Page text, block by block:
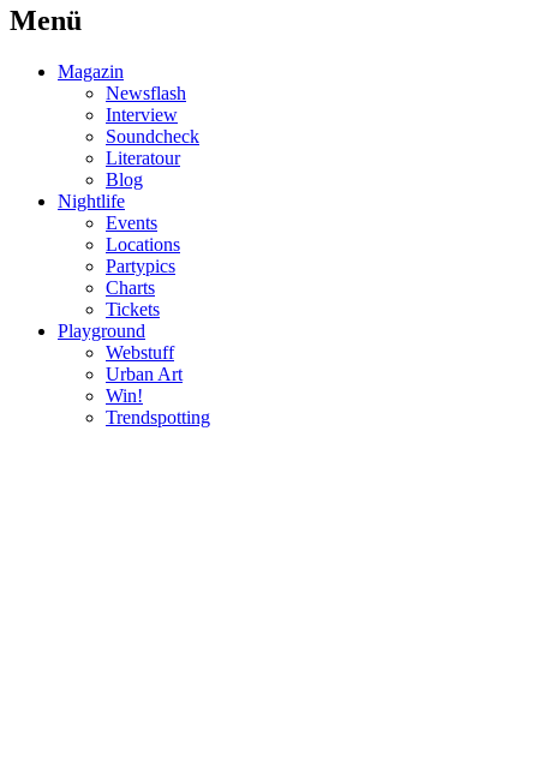
Menü
Magazin
Newsflash
Interview
Soundcheck
Literatour
Blog
Nightlife
Events
Locations
Partypics
Charts
Tickets
Playground
Webstuff
Urban Art
Win!
Trendspotting